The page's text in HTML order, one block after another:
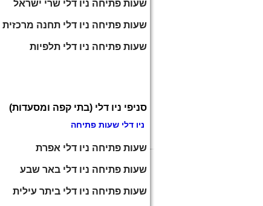
שעות פתיחה ניו דלי שרי ישראל
שעות פתיחה ניו דלי תחנה מרכזית
שעות פתיחה ניו דלי תלפיות
סניפי ניו דלי (בתי קפה ומסעדות)
ניו דלי שעות פתיחה
שעות פתיחה ניו דלי אפרת
שעות פתיחה ניו דלי באר שבע
שעות פתיחה ניו דלי ביתר עילית